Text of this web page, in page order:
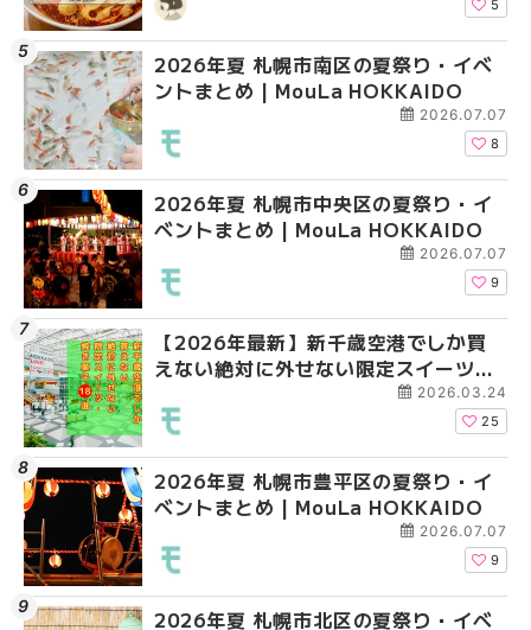
5
2026年夏 札幌市南区の夏祭り・イベ
ントまとめ | MouLa HOKKAIDO
2026.07.07
8
2026年夏 札幌市中央区の夏祭り・イ
ベントまとめ | MouLa HOKKAIDO
2026.07.07
9
【2026年最新】新千歳空港でしか買
えない絶対に外せない限定スイーツ・
焼き菓子18選 | MouLa HOKKAIDO
2026.03.24
25
2026年夏 札幌市豊平区の夏祭り・イ
ベントまとめ | MouLa HOKKAIDO
2026.07.07
9
2026年夏 札幌市北区の夏祭り・イベ
2026年夏 札幌市白石
ベントまとめ |
2026年夏 札幌市清田
ベントまとめ |
2026年夏 札幌市南区
ントまとめ | MouLa
2026年夏 札幌市豊平
ベントまとめ |
2026年夏 札幌市中央
2026年夏 札幌市手稲
ベントまとめ |
札幌の麻辣湯（マーラ
め専門店6選！本場の
新店まで徹底比較 |
2026年夏 札幌市清田
ベントまとめ |
【2026年最新】新千
えない絶対に外せない
焼き菓子18選 |
【新千歳空港】新カー